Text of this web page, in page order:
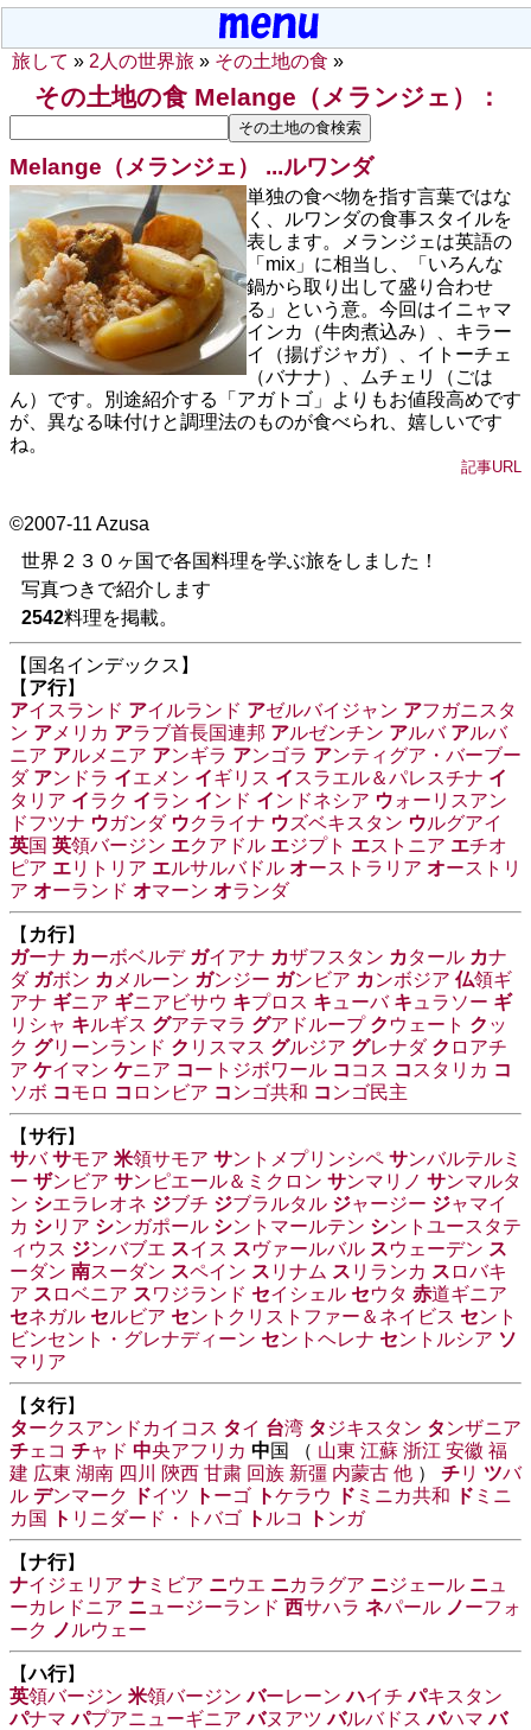
旅して » 2人の世界旅 » その土地の食 »
その土地の食 Melange（メランジェ）：
世界２３０ヶ国で各国料理を学ぶ旅をしました！
写真つきで紹介します
2542料理を掲載。
【国名インデックス】
【 ア行】
アイスランド アイルランド アゼルバイジャン アフガニスタ
ン ア メリカ アラブ首長国連邦 アルゼンチン アルバ アルバ
ニア アルメニア アンギラ アンゴラ アンティグア・バーブー
ダ アンドラ イエメン イギリス イ スラエル＆パレスチナ イ
タリア イラク イラン イ ンド イ ンドネシア ウ ォーリスアン
ドフツナ ウガンダ ウクライナ ウズベキスタン ウルグアイ
英国 英領バージン エクアドル エジプト エストニア エチオ
ピア エリトリア エルサルバドル オーストラリア オーストリ
ア オーランド オマーン オランダ
【 カ行】
ガーナ カーボベルデ ガイアナ カザフスタン カタール カナ
ダ ガボン カ メルーン ガンジー ガンビア カンボジア 仏領ギ
アナ ギニア ギニアビサウ キプロス キ ューバ キ ュラソー ギ
リシャ キルギス グアテマラ グアドループ ク ウェート ク ッ
ク グリーンランド ク リスマス グルジア グレナダ ク ロアチ
ア ケイマン ケニア コートジボワール コ コス コ スタリカ コ
ソボ コモロ コ ロンビア コ ンゴ共和 コ ンゴ民主
【サ行】
サバ サモア 米領サモア サントメプリンシペ サンバルテルミ
ー ザンビア サンピエール＆ミクロン サンマリノ サンマルタ
ン シエラレオネ ジブチ ジブラルタル ジャージー ジャマイ
カ シリア シンガポール シントマールテン シントユースタテ
ィウス ジンバブエ スイス スヴァールバル スウェーデン ス
ーダン 南スーダン スペイン ス リナム ス リランカ ス ロバキ
ア ス ロベニア スワジランド セイシェル セウタ 赤道ギニア
セネガル セルビア セントクリストファー＆ネイビス セント
ビンセント・グレナディーン セントヘレナ セントルシア ソ
マリア
【 タ行】
タークスアンドカイコス タイ 台湾 タ ジキスタン タ ンザニア
チェコ チャド 中央アフリカ 中国 （ 山東 江蘇 浙江 安徽 福
建 広東 湖南 四川 陝西 甘粛 回族 新彊 内蒙古 他 ） チリ ツバ
ル デンマーク ドイツ ト ーゴ トケラウ ド ミニカ共和 ド ミニ
カ国
ト リニダード・トバゴ ト ルコ ト ンガ
【ナ行】
ナイジェリア ナ ミビア ニウエ ニカラグア ニジェール ニ ュ
ーカレドニア ニ ュージーランド 西サハラ ネパール ノーフォ
ーク ノ ルウェー
【ハ行】
英領バージン 米領バージン バーレーン ハイチ パキスタン
パナマ パプアニューギニア バヌアツ バルバドス バハマ バ
Melange（メランジェ） ...ルワンダ
単独の食べ物を指す言葉ではな
く、ルワンダの食事スタイルを
表します。メランジェは英語の
「mix」に相当し、「いろんな
鍋から取り出して盛り合わせ
る」という意。今回はイニャマ
インカ（牛肉煮込み）、キラー
イ（揚げジャガ）、イトーチェ
（バナナ）、ムチェリ（ごは
ん）です。別途紹介する「アガトゴ」よりもお値段高めです
が、異なる味付けと調理法のものが食べられ、嬉しいです
ね。
記事URL
©2007-11 Azusa